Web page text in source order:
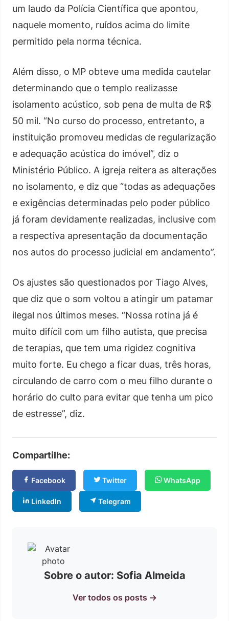
um laudo da Polícia Científica que apontou,
naquele momento, ruídos acima do limite
permitido pela norma técnica.
Além disso, o MP obteve uma medida cautelar
determinando que o templo realizasse
isolamento acústico, sob pena de multa de R$
50 mil. “No curso do processo, entretanto, a
instituição promoveu medidas de regularização
e adequação acústica do imóvel”, diz o
Ministério Público. A igreja reitera as alterações
no isolamento, e diz que “todas as adequações
e exigências determinadas pelo poder público
já foram devidamente realizadas, inclusive com
a respectiva apresentação da documentação
nos autos do processo judicial em andamento”.
Os ajustes são questionados por Tiago Alves,
que diz que o som voltou a atingir um patamar
ilegal nos últimos meses. “Nossa rotina já é
muito difícil com um filho autista, que precisa
de terapias, que tem uma rigidez cognitiva
muito forte. Eu chego a ficar duas, três horas,
circulando de carro com o meu filho durante o
horário do culto para evitar que tenha um pico
de estresse”, diz.
Compartilhe:
Facebook Twitter WhatsApp
LinkedIn Telegram
Sobre o autor: Sofia Almeida
Ver todos os posts →